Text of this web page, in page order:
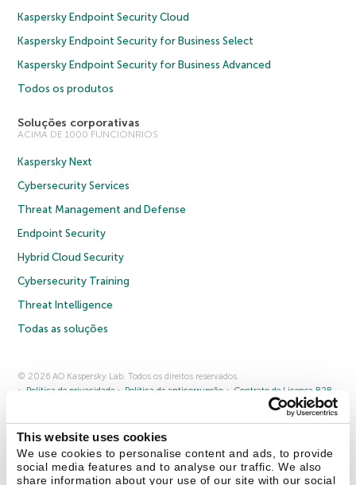
This website uses cookies
We use cookies to personalise content and ads, to provide
social media features and to analyse our traffic. We also
share information about your use of our site with our social
Kaspersky Endpoint Security Cloud
Kaspersky Endpoint Security for Business Select
Kaspersky Endpoint Security for Business Advanced
Todos os produtos
Soluções corporativas
ACIMA DE 1000 FUNCIONRIOS
Kaspersky Next
Cybersecurity Services
Threat Management and Defense
Endpoint Security
Hybrid Cloud Security
Cybersecurity Training
Threat Intelligence
Todas as soluções
© 2026 AO Kaspersky Lab. Todos os direitos reservados.
Política de privacidade
Política de anticorrupção
Contrato de Licença B2B
Cookies
Fale conosco Sobre a Kaspersky Parceiros
Comunicado à imprensa